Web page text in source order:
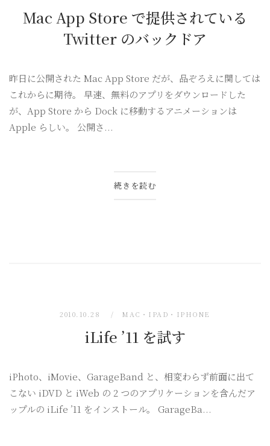
Mac App Store で提供されている
Twitter のバックドア
昨日に公開された Mac App Store だが、品ぞろえに関しては
これからに期待。 早速、無料のアプリをダウンロードした
が、App Store から Dock に移動するアニメーションは
Apple らしい。 公開さ...
続きを読む
2010.10.28 MAC・IPAD・IPHONE
iLife ’11 を試す
iPhoto、iMovie、GarageBand と、相変わらず前面に出て
こない iDVD と iWeb の 2 つのアプリケーションを含んだア
ップルの iLife ’11 をインストール。 GarageBa...